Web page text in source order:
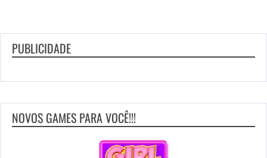
PUBLICIDADE
NOVOS GAMES PARA VOCÊ!!!